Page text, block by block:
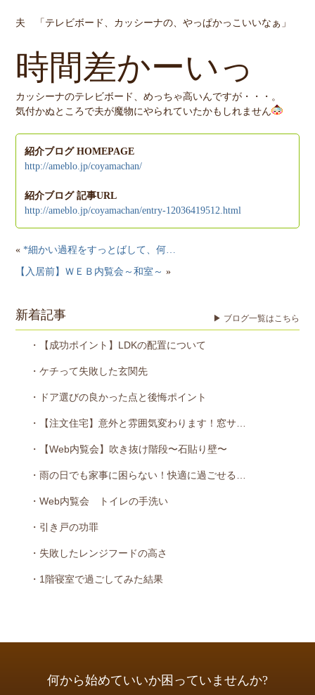
夫 「テレビボード、カッシーナの、やっぱかっこいいなぁ」
時間差かーいっ
カッシーナのテレビボード、めっちゃ高いんですが・・・。
気付かぬところで夫が魔物にやられていたかもしれません
紹介ブログ HOMEPAGE
http://ameblo.jp/coyamachan/
紹介ブログ 記事URL
http://ameblo.jp/coyamachan/entry-12036419512.html
«*細かい過程をすっとばして、何…
【入居前】ＷＥＢ内覧会～和室～ »
新着記事 ▶ ブログ一覧はこちら
・【成功ポイント】LDKの配置について
・ケチって失敗した玄関先
・ドア選びの良かった点と後悔ポイント
・【注文住宅】意外と雰囲気変わります！窓サ…
・【Web内覧会】吹き抜け階段〜石貼り壁〜
・雨の日でも家事に困らない！快適に過ごせる…
・Web内覧会 トイレの手洗い
・引き戸の功罪
・失敗したレンジフードの高さ
・1階寝室で過ごしてみた結果
何から始めていいか困っていませんか?